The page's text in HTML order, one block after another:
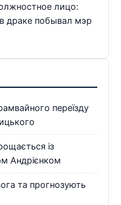
лицо:
драке побывал мэр
переїзду
із
Андрієнком
та прогнозують